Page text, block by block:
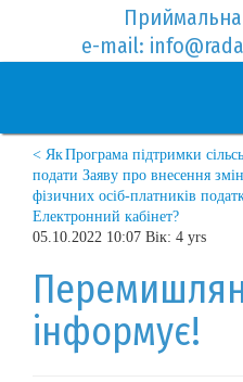
e-mail:
Програма підтримки
< Як
подати Заяву про внесення
фізичних осіб-платників
Електронний кабінет?
05.10.2022 10:07 Вік: 4 yrs
інформує!